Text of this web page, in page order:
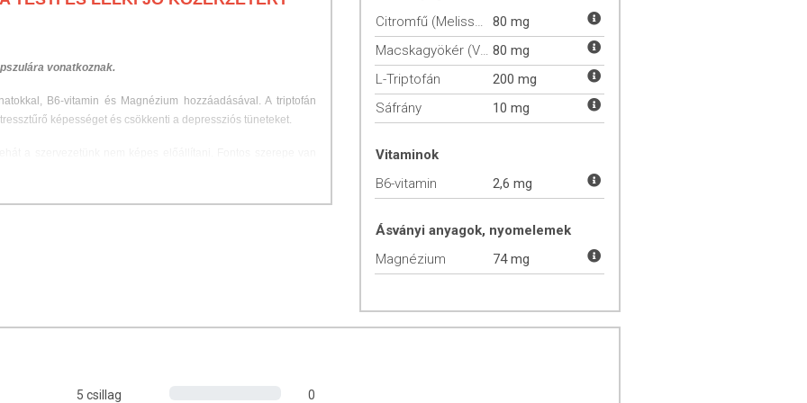
vonatkoznak.
B6-vitamin és Magnézium hozzáadásával. A triptofán
képességet és csökkenti a depressziós tüneteket.
ezért a tripofán befolyásolja a hangulatot, illetve a
E három növény hozzájárul a feszített életstílus okozta
az idegrendszer normál működésének fenntartásában.
Citromfű (Melissa officinalis)
80 mg
Macskagyökér (Valeriana) 80 mg
L-Triptofán
200 mg
Sáfrány
10 mg
Vitaminok
B6-vitamin
2,6 mg
Ásványi anyagok, nyomelemek
Magnézium
74 mg
5 csillag
0